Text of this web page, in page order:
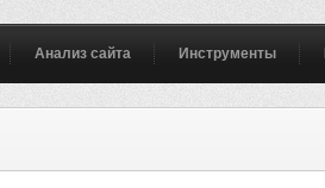
Анализ сайта Инструменты